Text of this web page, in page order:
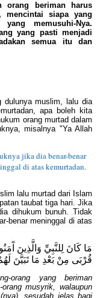
orang beriman harus
mencintai siapa yang
memusuhi-Nya.
yang pasti menjadi
semua itu dan
dulunya muslim, lalu dia
apa boleh kita
orang murtad dalam
misalnya "Ya Allah
jika dia benar-benar
di atas kemurtadan.
lalu murtad dari Islam
taubat tiga hari. Jika
dihukum bunuh. Tidak
benar meninggal di atas
مَا كَانَ لِلنَّبِيِّ وَالَّذِينَ
قُرْبَى مِنْ بَعْدِ مَا تَبَيَّنَ
orang yang beriman
musyrik, walaupun
sesudah jelas bagi